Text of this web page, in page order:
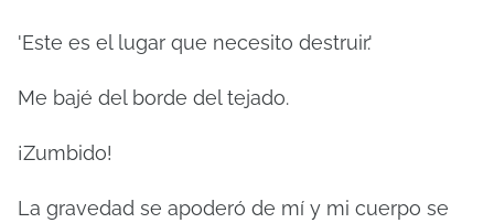
'Este es el lugar que necesito destruir.'
Me bajé del borde del tejado.
¡Zumbido!
La gravedad se apoderó de mí y mi cuerpo se